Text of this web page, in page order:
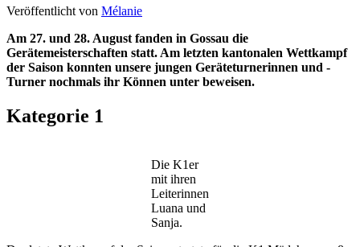
Veröffentlicht von Mélanie
Am 27. und 28. August fanden in Gossau die
Gerätemeisterschaften statt. Am letzten kantonalen Wettkampf
der Saison konnten unsere jungen Geräteturnerinnen und -
Turner nochmals ihr Können unter beweisen.
Kategorie 1
Die K1er
mit ihren
Leiterinnen
Luana und
Sanja.